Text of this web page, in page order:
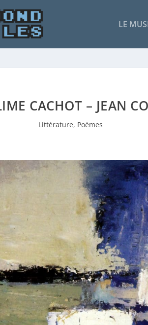
LE
CACHOT – JEAN
Littérature, Poèmes